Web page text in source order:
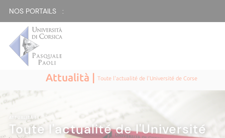
NOS PORTAILS :
Attualità |Toute l'actualité de l'Université de Corse
ATTUALITÀ|
Toute l'actualité de l'Université